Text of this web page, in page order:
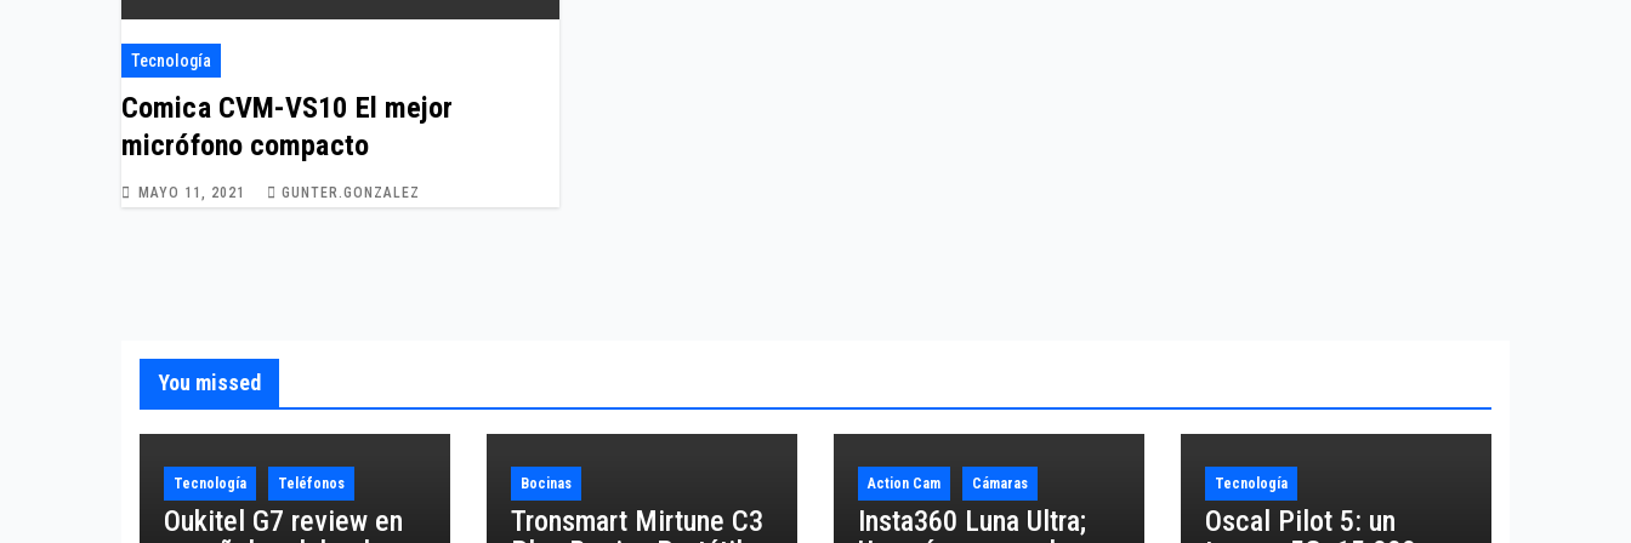
Tecnología
Comica CVM-VS10 El mejor
micrófono compacto
MAYO 11, 2021 GUNTER.GONZALEZ
You missed
Tecnología Teléfonos
Oukitel G7 review en
Bocinas
Tronsmart Mirtune C3
Action Cam Cámaras
Insta360 Luna Ultra;
Tecnología
Oscal Pilot 5: un